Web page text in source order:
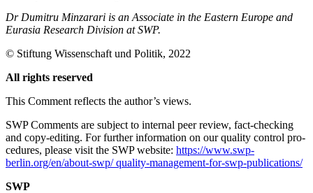
Dr Dumitru Minzarari is an Associate in the Eastern Europe and
Eurasia Research Division at SWP.
© Stiftung Wissenschaft und Politik, 2022
All rights reserved
This Comment reflects the author’s views.
SWP Comments are subject to internal peer review, fact-checking
and copy-editing. For further information on our quality control pro­
cedures, please visit the SWP website: https://www.swp-
berlin.org/en/about-swp/ quality-management-for-swp-publications/
SWP